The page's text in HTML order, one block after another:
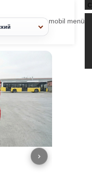
Русский
mobil